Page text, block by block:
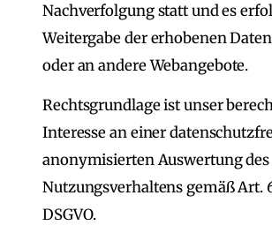
Nachverfolgung statt und es
Weitergabe der erhobenen
oder an andere Webangebote.
Rechtsgrundlage ist unser
Interesse an einer
anonymisierten Auswertung des
Nutzungsverhaltens gemäß Art.
DSGVO.